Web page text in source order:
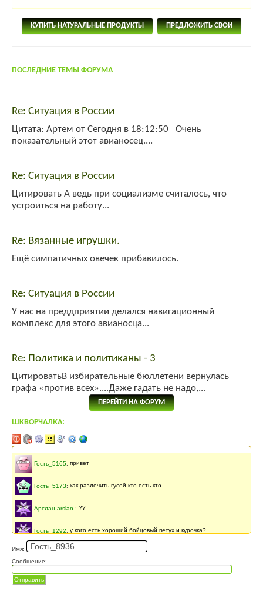
КУПИТЬ НАТУРАЛЬНЫЕ ПРОДУКТЫ ПРЕДЛОЖИТЬ СВОИ
ПОСЛЕДНИЕ ТЕМЫ ФОРУМА
Re: Ситуация в России
Цитата: Артем от Сегодня в 18:12:50 Очень
показательный этот авианосец....
Re: Ситуация в России
Цитировать А ведь при социализме считалось, что
устроиться на работу...
Re: Вязанные игрушки.
Ещё симпатичных овечек прибавилось.
Re: Ситуация в России
У нас на преддприятии делался навигационный
комплекс для этого авианосца...
Re: Политика и политиканы - 3
ЦитироватьВ избирательные бюллетени вернулась
графа «против всех»....Даже гадать не надо,...
ПЕРЕЙТИ НА ФОРУМ
ШКВОРЧАЛКА:
Гость_5165: привет
Гость_5173: как разлечить гусей кто есть кто
Арслан.arslan. : ??
Гость_1292: у кого есть хороший бойцовый петух и курочка?
Гость_3771:АСД
Гость_3549:Подайте обьявление о покупке вот здесь:«link»
Имя:
Сообщение:
Отправить